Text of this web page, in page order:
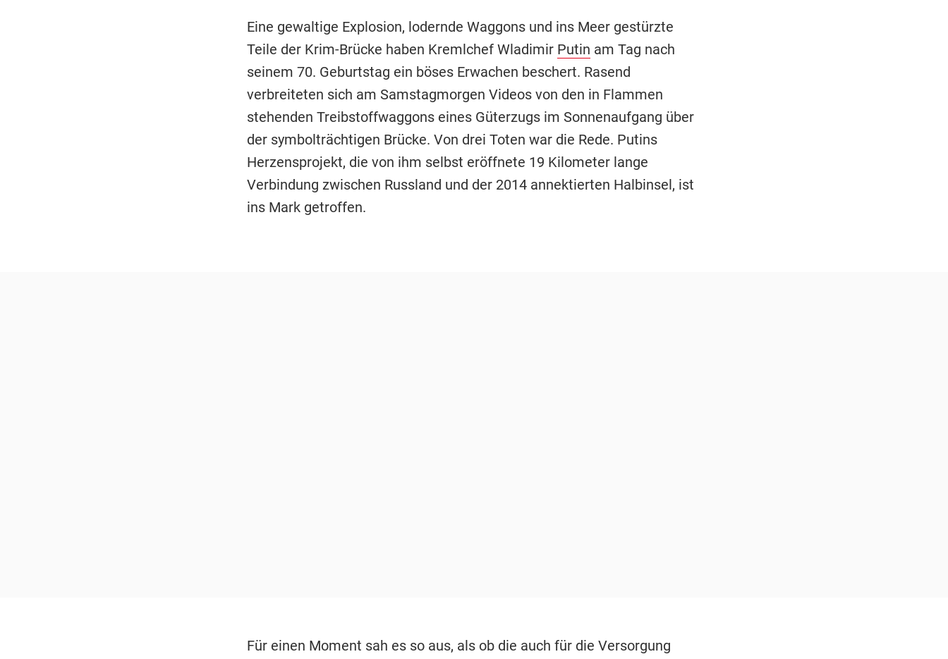
Eine gewaltige Explosion, lodernde Waggons und ins Meer gestürzte
Teile der Krim-Brücke haben Kremlchef Wladimir Putin am Tag nach
seinem 70. Geburtstag ein böses Erwachen beschert. Rasend
verbreiteten sich am Samstagmorgen Videos von den in Flammen
stehenden Treibstoffwaggons eines Güterzugs im Sonnenaufgang über
der symbolträchtigen Brücke. Von drei Toten war die Rede. Putins
Herzensprojekt, die von ihm selbst eröffnete 19 Kilometer lange
Verbindung zwischen Russland und der 2014 annektierten Halbinsel, ist
ins Mark getroffen.
Für einen Moment sah es so aus, als ob die auch für die Versorgung